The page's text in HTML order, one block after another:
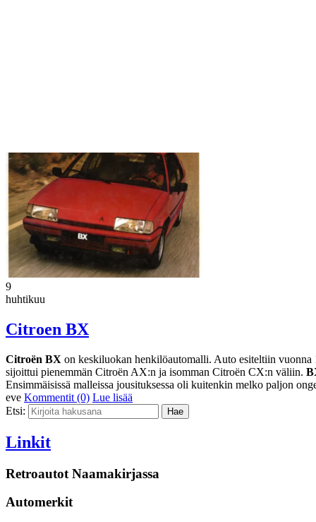
9
huhtikuu
Citroen BX
Citroën BX on keskiluokan henkilöautomalli. Auto esiteltiin
sijoittui pienemmän Citroën AX:n ja isomman Citroën CX:n väliin.
Ensimmäisissä malleissa jousituksessa oli kuitenkin melko paljon
eve Kommentit (0) Lue lisää
Etsi:
Linkit
Retroautot Naamakirjassa
Automerkit